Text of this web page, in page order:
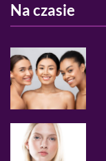
Na czasie